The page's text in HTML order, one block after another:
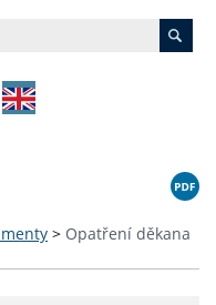
> Opatření děkana